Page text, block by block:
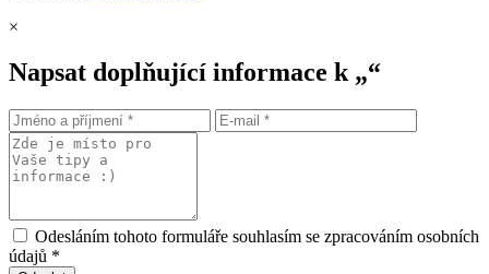
×
Napsat doplňující informace k „“
Odesláním tohoto formuláře souhlasím se zpracováním osobních
údajů *